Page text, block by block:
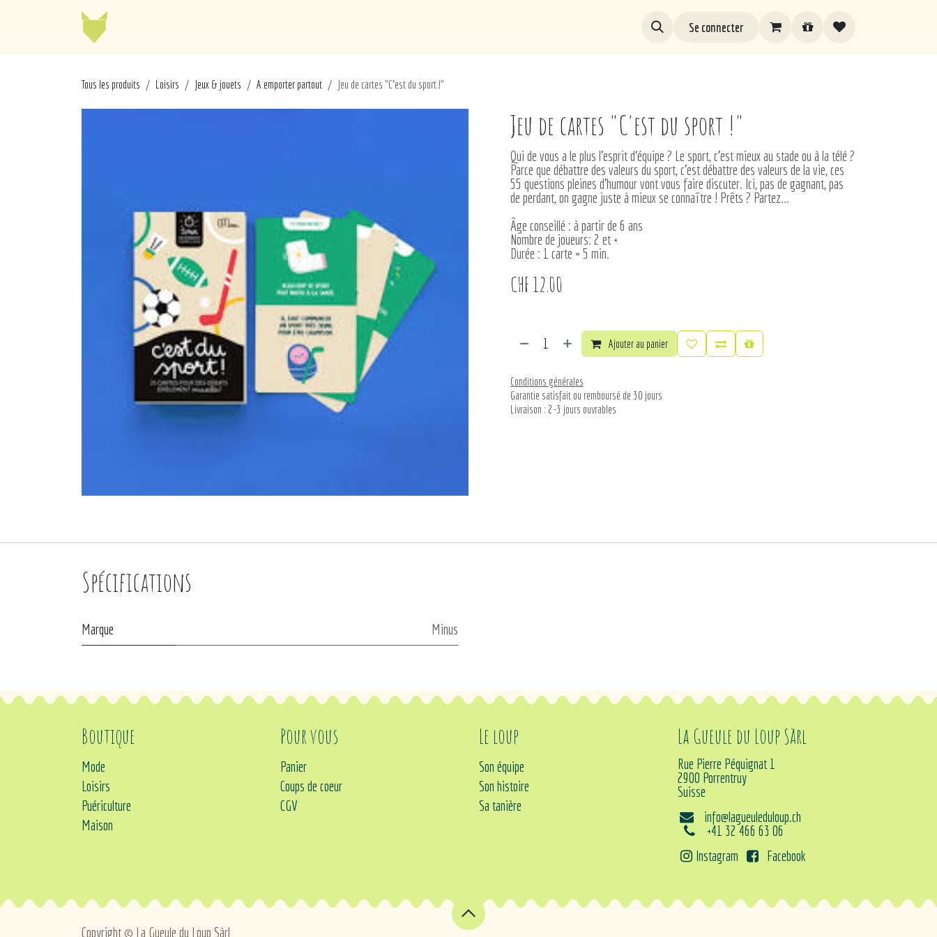
Se connecter
Tous les produits Loisirs Jeux & jouets A emporter partout Jeu de cartes "C'est du sport !"
Jeu de cartes "C'est du sport !"
Qui de vous a le plus l'esprit d'équipe ? Le sport, c'est mieux au stade ou à la télé ?
Parce que débattre des valeurs du sport, c'est débattre des valeurs de la vie, ces
55 questions pleines d'humour vont vous faire discuter. Ici, pas de gagnant, pas
de perdant, on gagne juste à mieux se connaître ! Prêts ? Partez...
Âge conseillé : à partir de 6 ans
Nombre de joueurs: 2 et +
Durée : 1 carte = 5 min.
CHF12.00
Ajouter au panier
Conditions générales
Garantie satisfait ou remboursé de 30 jours
Livraison : 2-3 jours ouvrables
Spécifications
Marque Minus
Boutique
Mode
Loisirs
Puériculture
Maison
Pour vous
Panier
Coups de coeur
CGV
Le loup
Son équipe
Son histoire
Sa tanière
La Gueule du Loup Sàrl
Rue Pierre Péquignat 1
2900 Porrentruy
Suisse
info@lagueuleduloup.ch
+41 32 466 63 06
Instagram
Facebook
Copyright © La Gueule du Loup Sàrl